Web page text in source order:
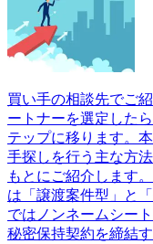
買い手の相談先でご
ートナーを選定した
テップに移ります。
手探しを行う主な方
もとにご紹介します
は「譲渡案件型」と
ではノンネームシー
秘密保持契約を締結